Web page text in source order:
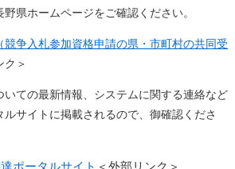
県ホームページをご確認ください。
争入札参加資格申請の県・市町村の共同受
ク＞
ての最新情報、システムに関する連絡など
サイトに掲載されるので、御確認くださ
ポータルサイト ＜外部リンク＞